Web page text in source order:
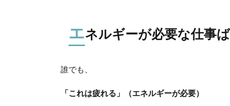
エネルギーが必要な仕事
誰でも、
「これは疲れる」（エネルギーが必要）